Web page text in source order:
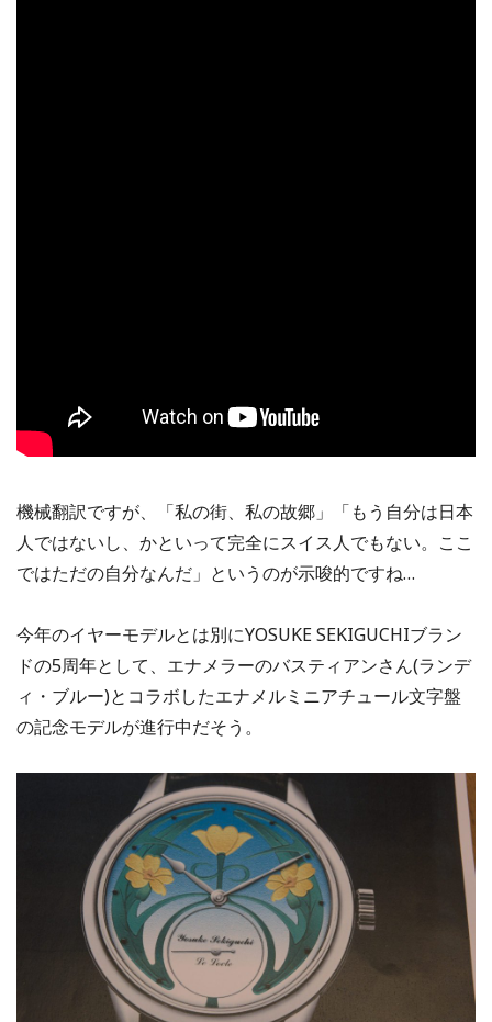
機械翻訳ですが、「私の街、私の故郷」「もう自分は日本
人ではないし、かといって完全にスイス人でもない。ここ
ではただの自分なんだ」というのが示唆的ですね…
今年のイヤーモデルとは別にYOSUKE SEKIGUCHIブラン
ドの5周年として、エナメラーのバスティアンさん(ランデ
ィ・ブルー)とコラボしたエナメルミニアチュール文字盤
の記念モデルが進行中だそう。